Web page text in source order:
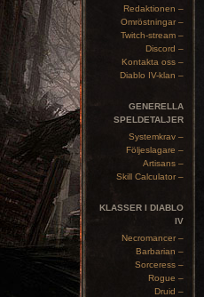
Redaktionen –
Omröstningar –
Twitch-stream –
Discord –
Kontakta oss –
Diablo IV-klan –
GENERELLA
SPELDETALJER
Systemkrav –
Följeslagare –
Artisans –
Skill Calculator –
KLASSER I DIABLO
IV
Necromancer –
Barbarian –
Sorceress –
Rogue –
Druid –